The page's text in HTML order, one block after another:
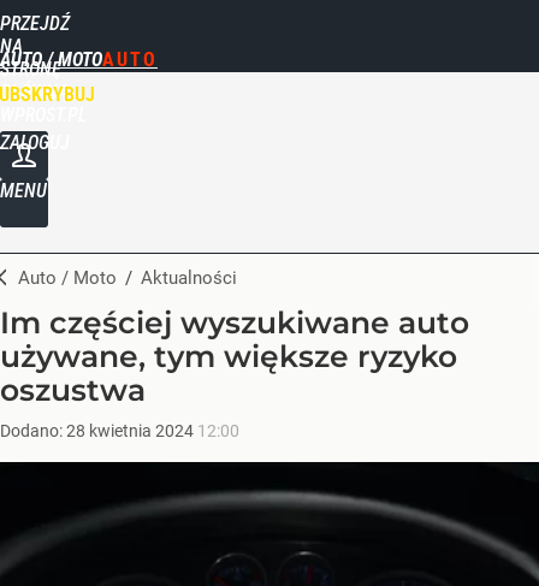
PRZEJDŹ
NA
STRONĘ
GŁÓWNĄ
AUTO / MOTO
ZALOGUJ
MENU
Auto / Moto / Aktualności
Im częściej wyszukiwane auto
używane, tym większe ryzyko
oszustwa
Dodano:28 kwietnia 2024 12:00